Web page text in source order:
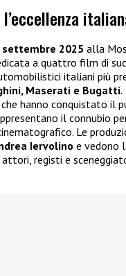
settembre 2025 alla
a quattro film di
italiani più
Maserati e Bugatti.
hanno conquistato il
il connubio
Le
Iervolino e vedono
registi e